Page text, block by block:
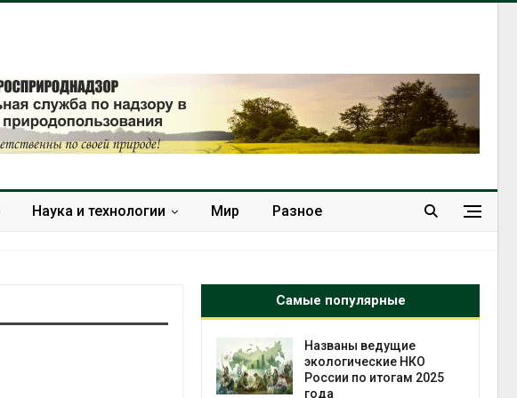
Наука и технологии Мир Разное
Самые популярные
В китайской провинции
Шэньси из-за паводков
эвакуировали более 140
тыс. человек